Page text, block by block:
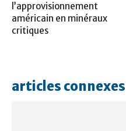
l’approvisionnement
américain en minéraux
critiques
articles connexes